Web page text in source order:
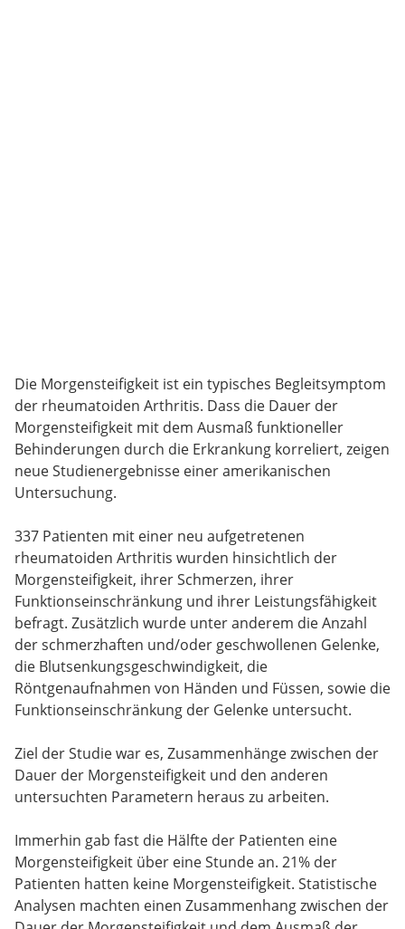
Die Morgensteifigkeit ist ein typisches Begleitsymptom
der rheumatoiden Arthritis. Dass die Dauer der
Morgensteifigkeit mit dem Ausmaß funktioneller
Behinderungen durch die Erkrankung korreliert, zeigen
neue Studienergebnisse einer amerikanischen
Untersuchung.
337 Patienten mit einer neu aufgetretenen
rheumatoiden Arthritis wurden hinsichtlich der
Morgensteifigkeit, ihrer Schmerzen, ihrer
Funktionseinschränkung und ihrer Leistungsfähigkeit
befragt. Zusätzlich wurde unter anderem die Anzahl
der schmerzhaften und/oder geschwollenen Gelenke,
die Blutsenkungsgeschwindigkeit, die
Röntgenaufnahmen von Händen und Füssen, sowie die
Funktionseinschränkung der Gelenke untersucht.
Ziel der Studie war es, Zusammenhänge zwischen der
Dauer der Morgensteifigkeit und den anderen
untersuchten Parametern heraus zu arbeiten.
Immerhin gab fast die Hälfte der Patienten eine
Morgensteifigkeit über eine Stunde an. 21% der
Patienten hatten keine Morgensteifigkeit. Statistische
Analysen machten einen Zusammenhang zwischen der